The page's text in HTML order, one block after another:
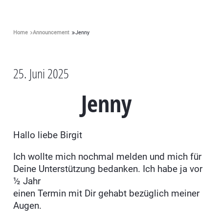
Home Announcement Jenny
25. Juni 2025
Jenny
Hallo liebe Birgit
Ich wollte mich nochmal melden und mich für
Deine Unterstützung bedanken. Ich habe ja vor
½ Jahr
einen Termin mit Dir gehabt bezüglich meiner
Augen.